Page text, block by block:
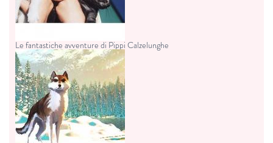
Le fantastiche avventure di Pippi Calzelunghe